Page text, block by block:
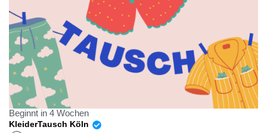
Beginnt in 4 Wochen
KleiderTausch Köln